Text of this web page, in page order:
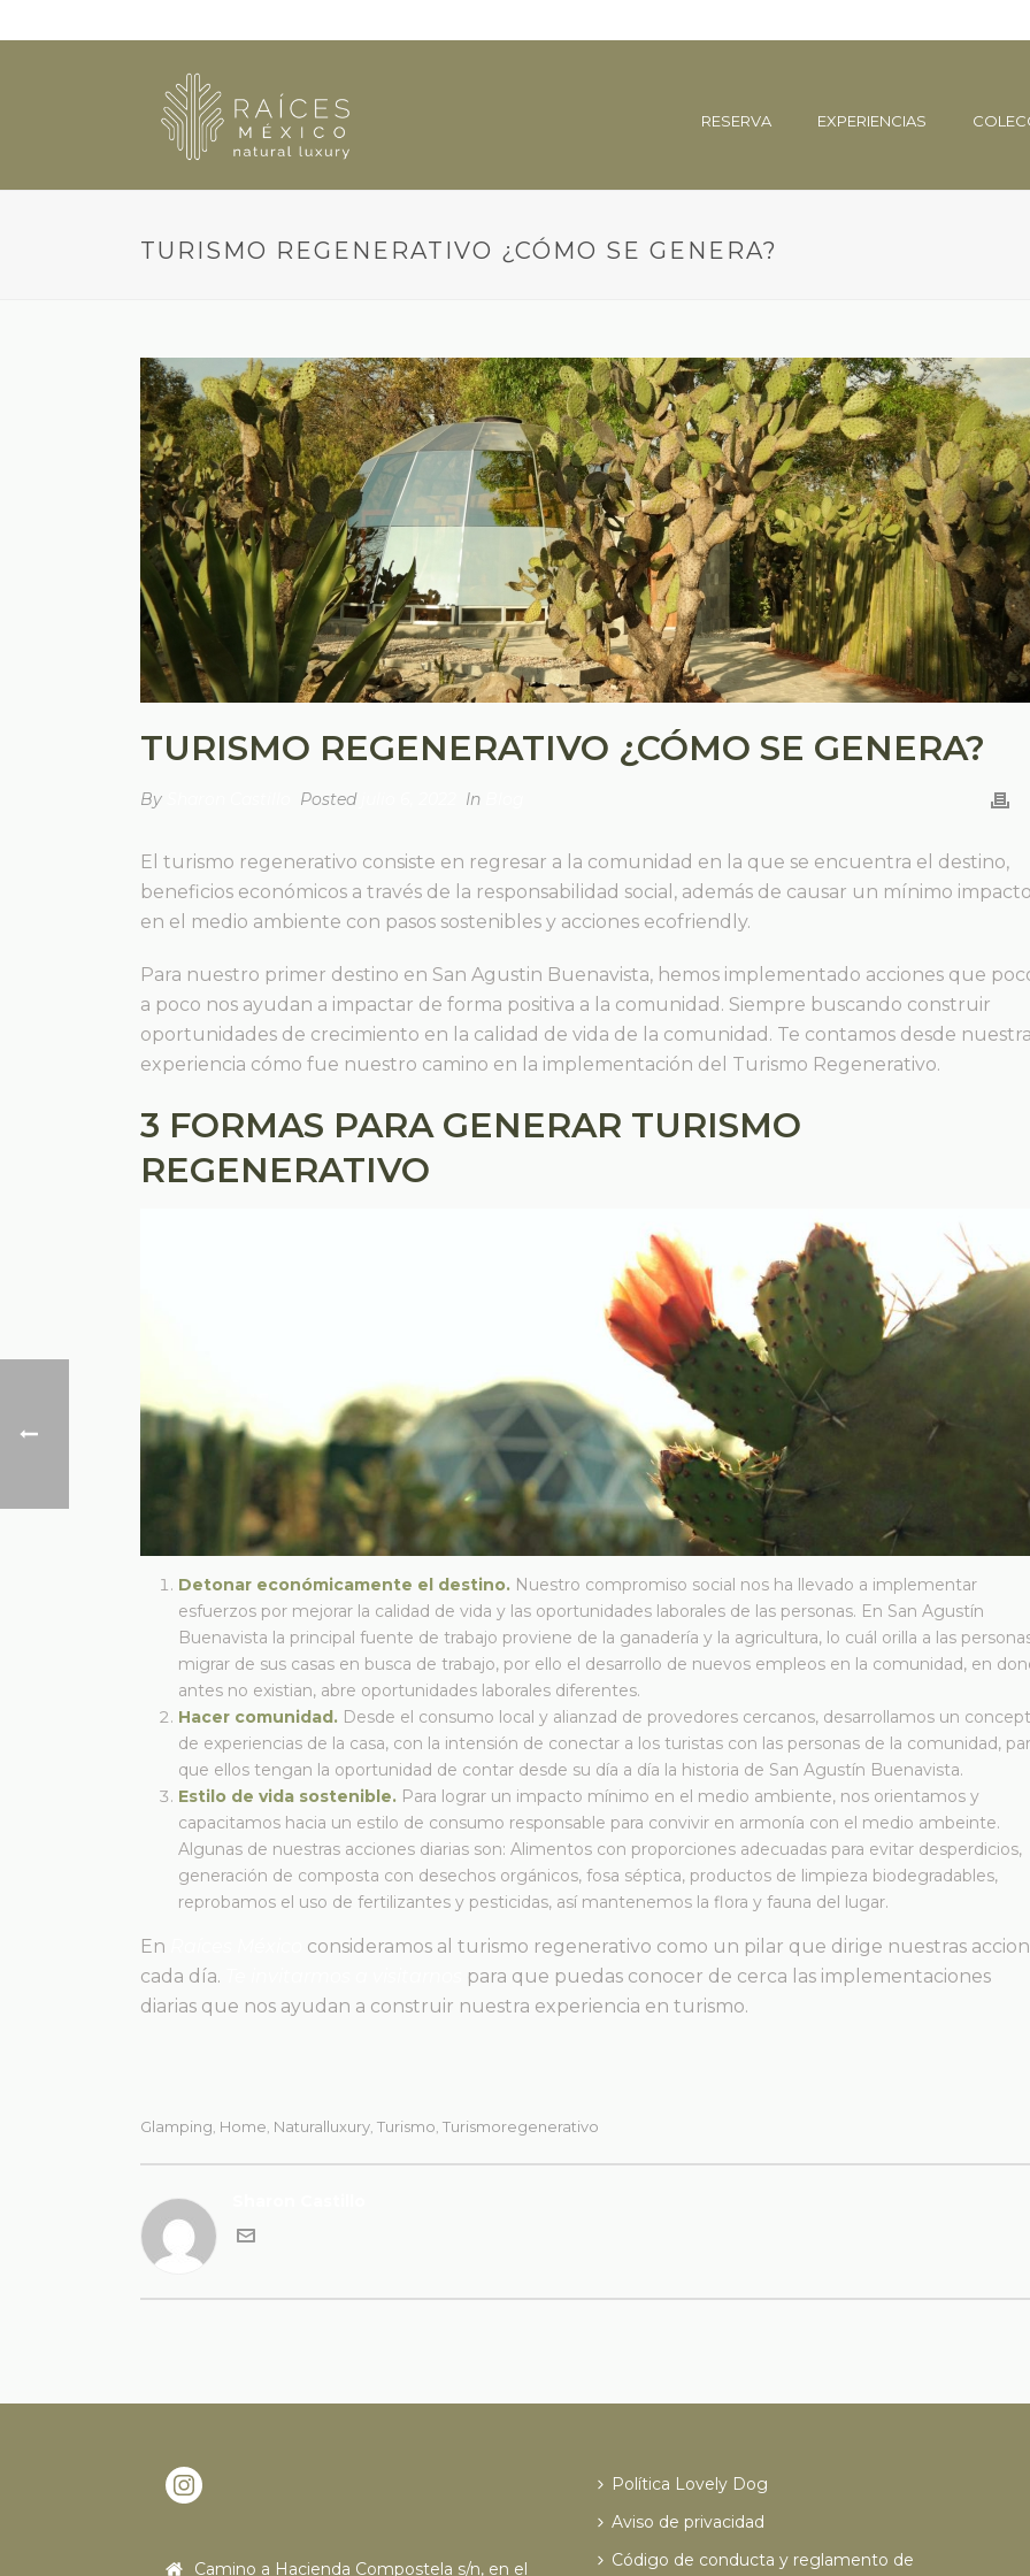
RESERVA EXPERIENCIAS
TURISMO REGENERATIVO ¿CÓMO SE GENERA?
TURISMO REGENERATIVO ¿CÓMO SE GENERA?
By Posted In
El turismo regenerativo consiste en regresar a la comunidad en la que se encuentra el destino,
beneficios económicos a través de la responsabilidad social, además de causar un mínimo
en el medio ambiente con pasos sostenibles y acciones ecofriendly.
Para nuestro primer destino en San Agustin Buenavista, hemos implementado acciones que
a poco nos ayudan a impactar de forma positiva a la comunidad. Siempre buscando construir
oportunidades de crecimiento en la calidad de vida de la comunidad. Te contamos desde
experiencia cómo fue nuestro camino en la implementación del Turismo Regenerativo.
3 FORMAS PARA GENERAR TURISMO
REGENERATIVO
Detonar económicamente el destino. Nuestro compromiso social nos ha llevado a implementar
esfuerzos por mejorar la calidad de vida y las oportunidades laborales de las personas. En San Agustín
Buenavista la principal fuente de trabajo proviene de la ganadería y la agricultura, lo cuál orilla a las
migrar de sus casas en busca de trabajo, por ello el desarrollo de nuevos empleos en la comunidad, en
antes no existian, abre oportunidades laborales diferentes.
Hacer comunidad.Desde el consumo local y alianzad de provedores cercanos, desarrollamos un
de experiencias de la casa, con la intensión de conectar a los turistas con las personas de la comunidad,
que ellos tengan la oportunidad de contar desde su día a día la historia de San Agustín Buenavista.
Estilo de vida sostenible.Para lograr un impacto mínimo en el medio ambiente, nos orientamos y
capacitamos hacia un estilo de consumo responsable para convivir en armonía con el medio ambeinte.
Algunas de nuestras acciones diarias son: Alimentos con proporciones adecuadas para evitar desperdicios,
generación de composta con desechos orgánicos, fosa séptica, productos de limpieza biodegradables,
reprobamos el uso de fertilizantes y pesticidas, así mantenemos la flora y fauna del lugar.
En
consideramos al turismo regenerativo como un pilar que dirige nuestras
cada día.
para que puedas conocer de cerca las implementaciones
diarias que nos ayudan a construir nuestra experiencia en turismo.
Glamping Home Naturalluxury Turismo Turismoregenerativo
Camino a Hacienda Compostela s/n, en el
Política Lovely Dog
Aviso de privacidad
Código de conducta y reglamento de